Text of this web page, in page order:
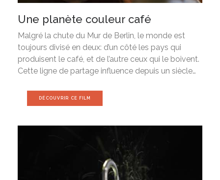
Une planète couleur café
Malgré la chute du Mur de Berlin, le monde est
toujours divisé en deux: d’un côté les pays qui
produisent le café, et de l’autre ceux qui le boivent.
Cette ligne de partage influence depuis un siècle…
DÉCOUVRIR CE FILM